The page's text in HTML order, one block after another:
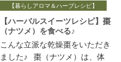
【暮らしアロマ＆ハーブレシピ】
【ハーバルスイーツレシピ】棗
（ナツメ）を食べる♪
こんな立派な乾燥棗をいただき
ました♪ 棗（ナツメ）は、体